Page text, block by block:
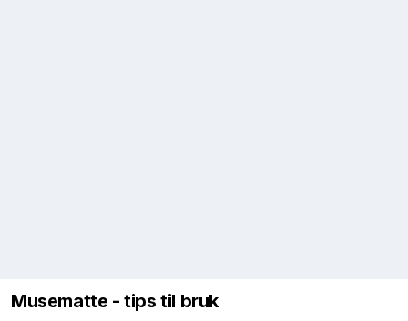
Musematte - tips til bruk